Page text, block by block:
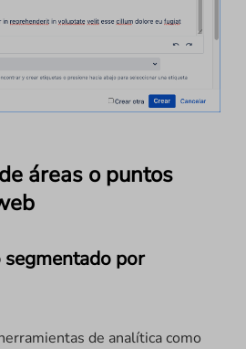
áreas o puntos
por
de analítica como